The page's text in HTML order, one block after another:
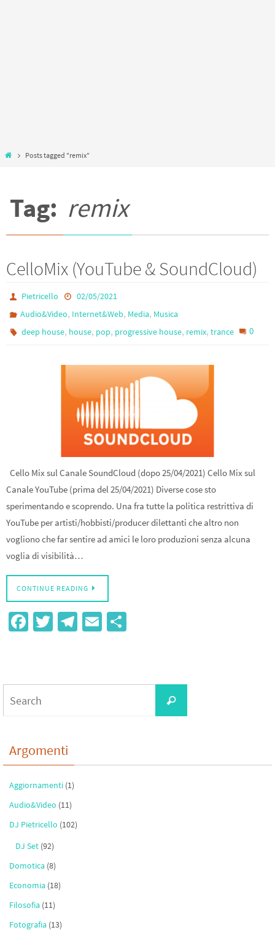
HomePosts tagged "remix"
Tag: remix
CelloMix (YouTube & SoundCloud)
Pietricello
02/05/2021
Audio&Video, Internet&Web, Media, Musica
deep house, house, pop, progressive house, remix,trance 0
Cello Mix sul Canale SoundCloud (dopo 25/04/2021) Cello Mix sul
Canale YouTube (prima del 25/04/2021) Diverse cose sto
sperimentando e scoprendo. Una fra tutte la politica restrittiva di
YouTube per artisti/hobbisti/producer dilettanti che altro non
vogliono che far sentire ad amici le loro produzioni senza alcuna
voglia di visibilità…
CONTINUE READING
Fa
o
o
T
er
Te
a
E
e
Search
Argomenti
Aggiornamenti (1)
Audio&Video (11)
DJ Pietricello (102)
DJ Set (92)
Domotica (8)
Economia (18)
Filosofia (11)
Fotografia (13)